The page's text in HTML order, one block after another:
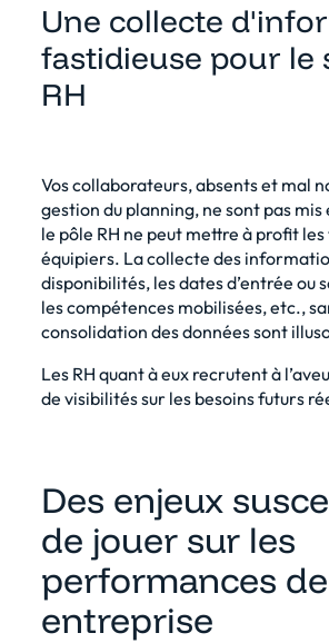
Une collecte
fastidieuse pour le
RH
Vos collaborateurs, absents et mal
gestion du planning, ne sont pas mis
le pôle RH ne peut mettre à profit
équipiers. La collecte des
disponibilités, les dates d’entrée ou
les compétences mobilisées, etc.,
consolidation des données sont
Les RH quant à eux recrutent à
de visibilités sur les besoins futurs
Des enjeux
de jouer sur les
performances
entreprise